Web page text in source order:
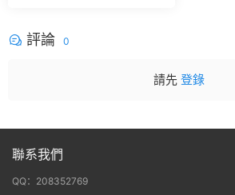
評論 0
請先 登錄
聯系我們
QQ：208352769